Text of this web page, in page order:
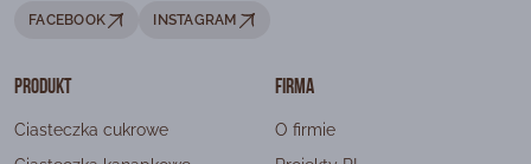
FACEBOOK INSTAGRAM
Produkt
Ciasteczka cukrowe
Firma
O firmie